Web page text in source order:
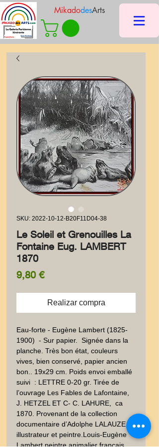
MikadodesArts
SKU: 2022-10-12-B20F11D04-38
Le Soleil et Grenouilles La
Fontaine Eug. LAMBERT
1870
9,80 €Precio
Realizar compra
Eau-forte - Eugène Lambert (1825-
1900)  - Sur papier.  Signée dans la
planche. Très bon état, couleurs
vives, bien conservé, papier ancien
bon.. 19x29 cm. Poids envoi emballé
suivi  : LETTRE 0-20 gr. Tirée de
l’ouvrage Les Fables de Lafontaine,
J. HETZEL ET C- C. LAHURE,  ca
1870. Provenant de la collection
documentaire d’Adolphe LALAUZE,
illustrateur et peintre.Louis-Eugène
Lambert,peintre animalier français.